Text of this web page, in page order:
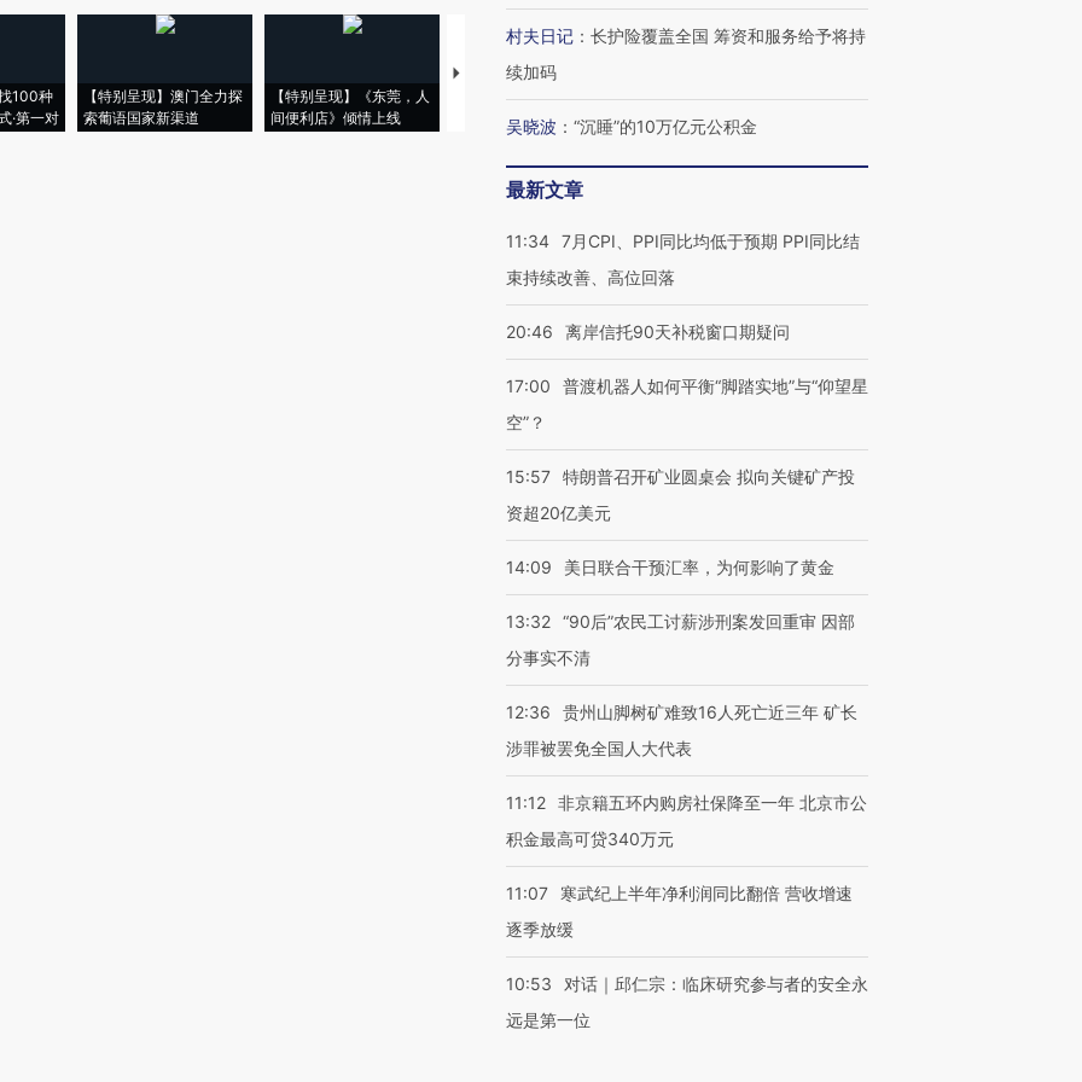
100种
·第一对
【特别呈现】澳门全力探
索葡语国家新渠道
【特别呈现】《东莞，人
间便利店》倾情上线
【推广】走进第四届链博
会，让数智科技“链”接产
【特别呈现】寻找100种
有意思的生活方式·第三对
CFO：不靠规模取胜，华
村夫日记 ： 长护险覆盖全国 筹资和服务给予将持
续加码
吴晓波 ： “沉睡”的10万亿元公积金
最新文章
11:34 7月CPI、PPI同比均低于预期 PPI同比结
束持续改善、高位回落
20:46 离岸信托90天补税窗口期疑问
17:00
普渡机器人如何平衡“脚踏实地”与“仰望星
空”？
15:57 特朗普召开矿业圆桌会 拟向关键矿产投
资超20亿美元
14:09 美日联合干预汇率，为何影响了黄金
13:32 “90后”农民工讨薪涉刑案发回重审 因部
分事实不清
12:36
贵州山脚树矿难致16人死亡近三年 矿长
涉罪被罢免全国人大代表
11:12 非京籍五环内购房社保降至一年 北京市公
积金最高可贷340万元
11:07
寒武纪上半年净利润同比翻倍 营收增速
逐季放缓
10:53
对话｜邱仁宗：临床研究参与者的安全永
远是第一位